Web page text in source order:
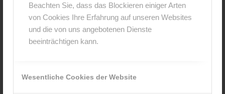
Beachten Sie, dass das Blockieren einiger Arten
von Cookies Ihre Erfahrung auf unseren Websites
und die von uns angebotenen Dienste
beeinträchtigen kann.
Wesentliche Cookies der Website
Hinterlasse einen Kommentar
An der Diskussion beteiligen?
Hinterlasse uns deinen Kommentar!
E-Mail-Adresse*